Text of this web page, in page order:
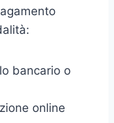
bancario o
online